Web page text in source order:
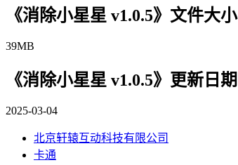
《消除小星星 v1.0.5》文件大小
39MB
《消除小星星 v1.0.5》更新日期
2025-03-04
北京轩辕互动科技有限公司
卡通